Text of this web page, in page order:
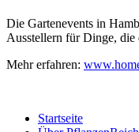
Die Gartenevents in
Ausstellern für Dinge, die
Mehr erfahren:
Startseite